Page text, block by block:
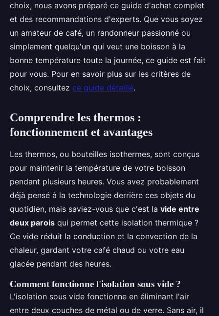
choix, nous avons préparé ce guide d'achat complet
et des recommandations d'experts. Que vous soyez
un amateur de café, un randonneur passionné ou
simplement quelqu'un qui veut une boisson à la
bonne température toute la journée, ce guide est fait
pour vous. Pour en savoir plus sur les critères de
choix, consultez ce guide détaillé.
Comprendre les thermos :
fonctionnement et avantages
Les thermos, ou bouteilles isothermes, sont conçus
pour maintenir la température de votre boisson
pendant plusieurs heures. Vous avez probablement
déjà pensé à la technologie derrière ces objets du
quotidien, mais saviez-vous que c'est la vide entre
deux parois qui permet cette isolation thermique ?
Ce vide réduit la conduction et la convection de la
chaleur, gardant votre café chaud ou votre eau
glacée pendant des heures.
Comment fonctionne l'isolation sous vide ?
L'isolation sous vide fonctionne en éliminant l'air
entre deux couches de métal ou de verre. Sans air, il